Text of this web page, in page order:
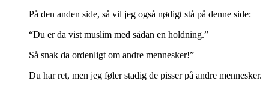
På den anden side, så vil jeg også nødigt stå på denne side:
“Du er da vist muslim med sådan en holdning.”
Så snak da ordenligt om andre mennesker!”
Du har ret, men jeg føler stadig de pisser på andre mennesker.